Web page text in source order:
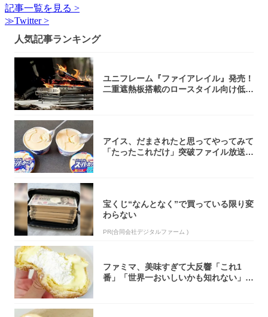
記事一覧を見る >
≫Twitter >
人気記事ランキング
ユニフレーム『ファイアレイル』発売！
二重遮熱板搭載のロースタイル向け低型
アイス、だまされたと思ってやってみて
「たったこれだけ」突破ファイル放送で
宝くじ“なんとなく”で買っている限り変
わらない
PR(合同会社デジタルファーム )
ファミマ、美味すぎて大反響「これ1
番」「世界一おいしいかも知れない」